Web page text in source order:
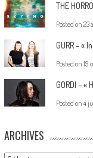
THE
Posted on 23
GURR – «
Posted on 19
GORDI – «
Posted on 4
ARCHIVES